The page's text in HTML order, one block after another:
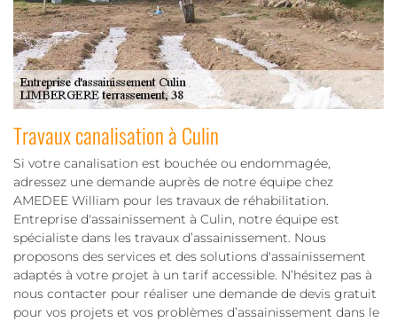
Travaux canalisation à Culin
Si votre canalisation est bouchée ou endommagée,
adressez une demande auprès de notre équipe chez
AMEDEE William pour les travaux de réhabilitation.
Entreprise d'assainissement à Culin, notre équipe est
spécialiste dans les travaux d’assainissement. Nous
proposons des services et des solutions d'assainissement
adaptés à votre projet à un tarif accessible. N’hésitez pas à
nous contacter pour réaliser une demande de devis gratuit
pour vos projets et vos problèmes d’assainissement dans le